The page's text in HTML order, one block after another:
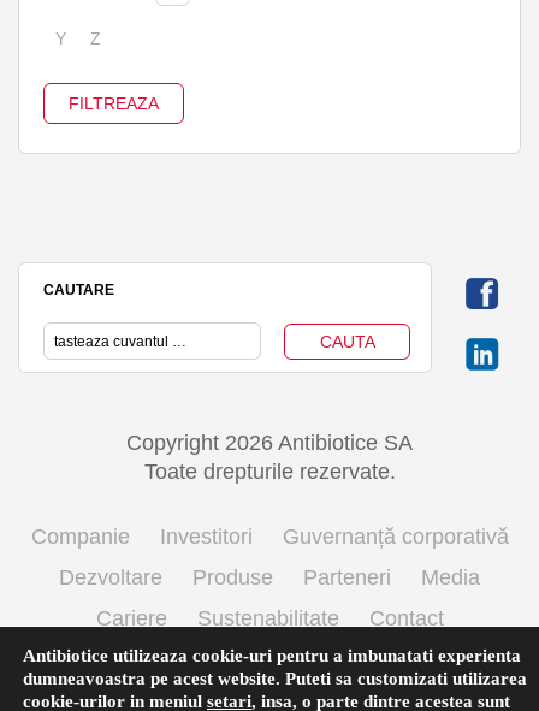
Y Z
CAUTARE
Copyright 2026 Antibiotice SA
Toate drepturile rezervate.
Companie Investitori
Guvernanță corporativă
Dezvoltare
Produse Parteneri
Media
Cariere
Sustenabilitate
Contact
Termeni si conditii de utilizare
Politica cookie
Prelucrarea datelor cu caracter personal
Antibiotice utilizeaza cookie-uri pentru a imbunatati experienta
dumneavoastra pe acest website. Puteti sa customizati utilizarea
cookie-urilor in meniul setari, insa, o parte dintre acestea sunt